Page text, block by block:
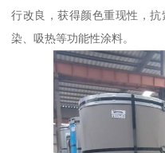
行改良，获得颜色重现性，
染、吸热等功能性涂料。